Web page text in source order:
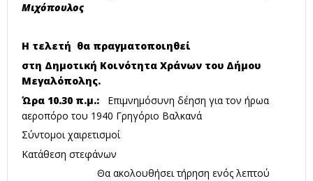
Μιχόπουλος
Η τελετή θα πραγματοποιηθεί
στη Δημοτική Κοινότητα Χράνων του Δήμου
Μεγαλόπολης.
Ώρα 10.30 π.μ.: Επιμνημόσυνη δέηση για τον ήρωα
αεροπόρο του 1940 Γρηγόριο Βαλκανά
Σύντομοι χαιρετισμοί
Κατάθεση στεφάνων
Θα ακολουθήσει τήρηση ενός λεπτού